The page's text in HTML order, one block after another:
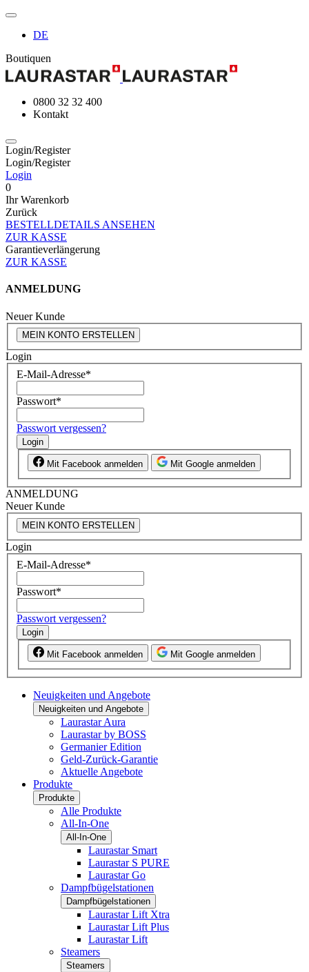
DE
Boutiquen
0800 32 32 400
Kontakt
Login/Register
Login/Register
Login
0
Ihr Warenkorb
Zurück
BESTELLDETAILS ANSEHEN
ZUR KASSE
Garantieverlängerung
ZUR KASSE
ANMELDUNG
Neuer Kunde
MEIN KONTO ERSTELLEN
Login
E-Mail-Adresse*
Passwort*
Passwort vergessen?
Login
Mit Facebook anmelden Mit Google anmelden
ANMELDUNG
Neuer Kunde
MEIN KONTO ERSTELLEN
Login
E-Mail-Adresse*
Passwort*
Passwort vergessen?
Login
Mit Facebook anmelden Mit Google anmelden
Neuigkeiten und Angebote
Neuigkeiten und Angebote
Laurastar Aura
Laurastar by BOSS
Germanier Edition
Geld-Zurück-Garantie
Aktuelle Angebote
Produkte
Produkte
Alle Produkte
All-In-One
All-In-One
Laurastar Smart
Laurastar S PURE
Laurastar Go
Dampfbügelstationen
Dampfbügelstationen
Laurastar Lift Xtra
Laurastar Lift Plus
Laurastar Lift
Steamers
Steamers